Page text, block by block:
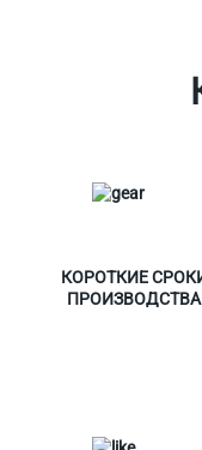
КОРОТКИЕ
ПРОИЗВОДСТВА